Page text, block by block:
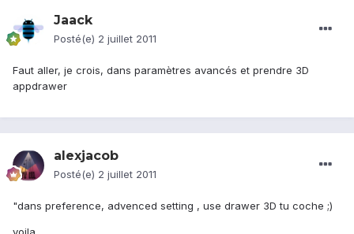
Jaack
Posté(e) 2 juillet 2011
Faut aller, je crois, dans paramètres avancés et prendre 3D
appdrawer
alexjacob
Posté(e) 2 juillet 2011
"dans preference, advenced setting , use drawer 3D tu coche ;)